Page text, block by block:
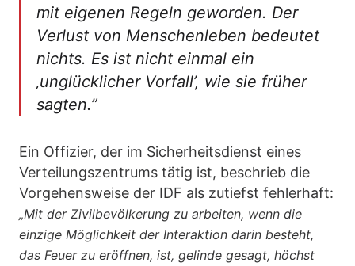
mit eigenen Regeln geworden. Der
Verlust von Menschenleben bedeutet
nichts. Es ist nicht einmal ein
‚unglücklicher Vorfall’, wie sie früher
sagten.”
Ein Offizier, der im Sicherheitsdienst eines
Verteilungszentrums tätig ist, beschrieb die
Vorgehensweise der IDF als zutiefst fehlerhaft:
„Mit der Zivilbevölkerung zu arbeiten, wenn die
einzige Möglichkeit der Interaktion darin besteht,
das Feuer zu eröffnen, ist, gelinde gesagt, höchst